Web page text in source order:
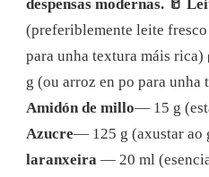
despensas modernas. 🥛
(preferiblemente leite fresco
para unha textura máis rica)
g (ou arroz en po para
Amidón de millo— 15 g
Azucre— 125 g (axustar ao
laranxeira — 20 ml